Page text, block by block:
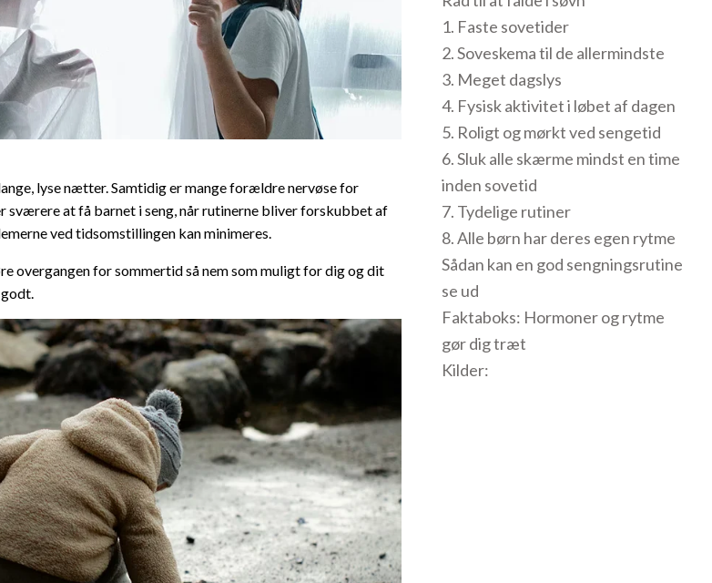
lyse nætter. Samtidig er mange forældre nervøse for
sværere at få barnet i seng, når rutinerne bliver forskubbet af
ved tidsomstillingen kan minimeres.
overgangen for sommertid så nem som muligt for dig og dit
1. Faste sovetider
2. Soveskema til de allermindste
3. Meget dagslys
4. Fysisk aktivitet i løbet af dagen
5. Roligt og mørkt ved sengetid
6. Sluk alle skærme mindst en time
inden sovetid
7. Tydelige rutiner
8. Alle børn har deres egen rytme
Sådan kan en god sengningsrutine
se ud
Faktaboks: Hormoner og rytme
gør dig træt
Kilder: